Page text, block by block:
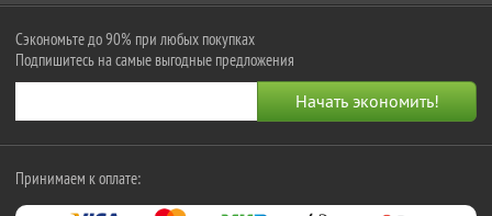
Сэкономьте до 90% при любых покупках
Подпишитесь на самые выгодные предложения
Принимаем к оплате: